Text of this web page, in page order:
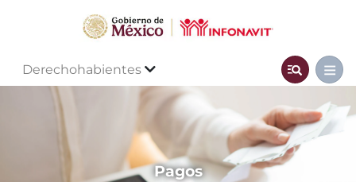
Derechohabientes
Pagos